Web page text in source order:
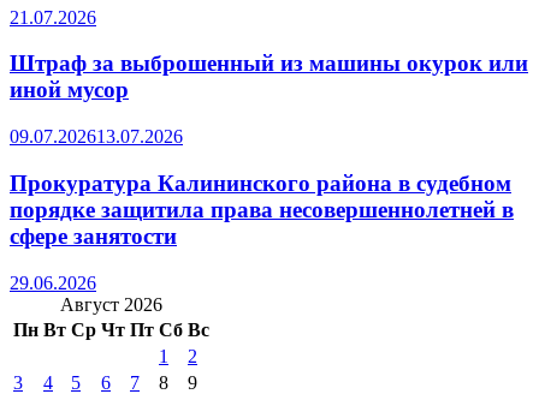
21.07.2026
Штраф за выброшенный из машины окурок или
иной мусор
09.07.202613.07.2026
Прокуратура Калининского района в судебном
порядке защитила права несовершеннолетней в
сфере занятости
29.06.2026
Август 2026
Пн Вт Ср Чт Пт Сб Вс
1
2
3
4 5 6 7 8
9